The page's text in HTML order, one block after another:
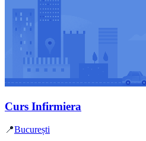
Curs Infirmiera
📍București